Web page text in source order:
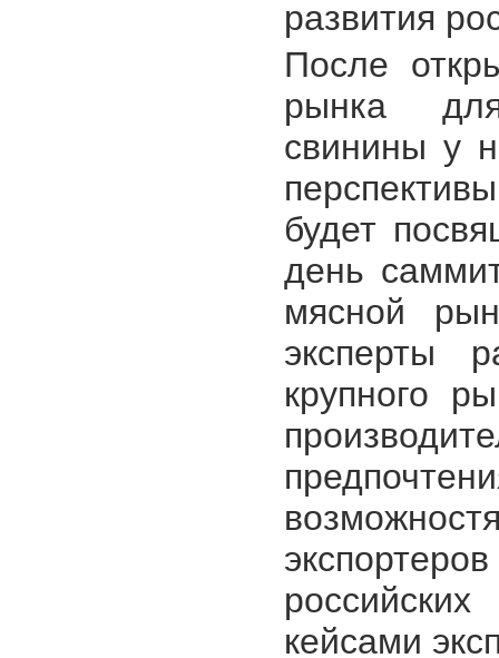
развития
После
рынка для
свинины у
будет
день
мясной
эксперты
крупного
кейсами